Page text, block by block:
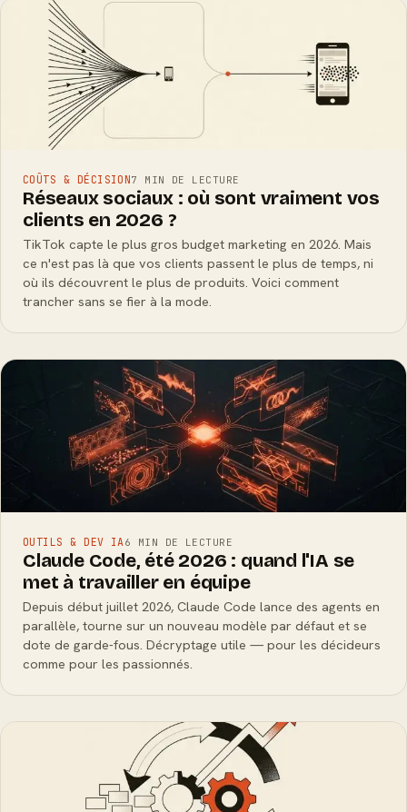
COÛTS & DÉCISION7 MIN DE LECTURE
Réseaux sociaux : où sont vraiment vos
clients en 2026 ?
TikTok capte le plus gros budget marketing en 2026. Mais
ce n'est pas là que vos clients passent le plus de temps, ni
où ils découvrent le plus de produits. Voici comment
trancher sans se fier à la mode.
OUTILS & DEV IA6 MIN DE LECTURE
Claude Code, été 2026 : quand l'IA se
met à travailler en équipe
Depuis début juillet 2026, Claude Code lance des agents en
parallèle, tourne sur un nouveau modèle par défaut et se
dote de garde-fous. Décryptage utile — pour les décideurs
comme pour les passionnés.